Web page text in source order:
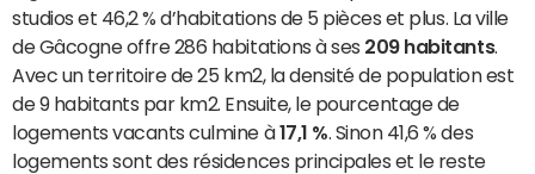
studios et 46,2 % d’habitations de 5 pièces et plus. La ville
de Gâcogne offre 286 habitations à ses 209 habitants.
Avec un territoire de 25 km2, la densité de population est
de 9 habitants par km2. Ensuite, le pourcentage de
logements vacants culmine à17,1 % . Sinon 41,6 % des
logements sont des résidences principales et le reste